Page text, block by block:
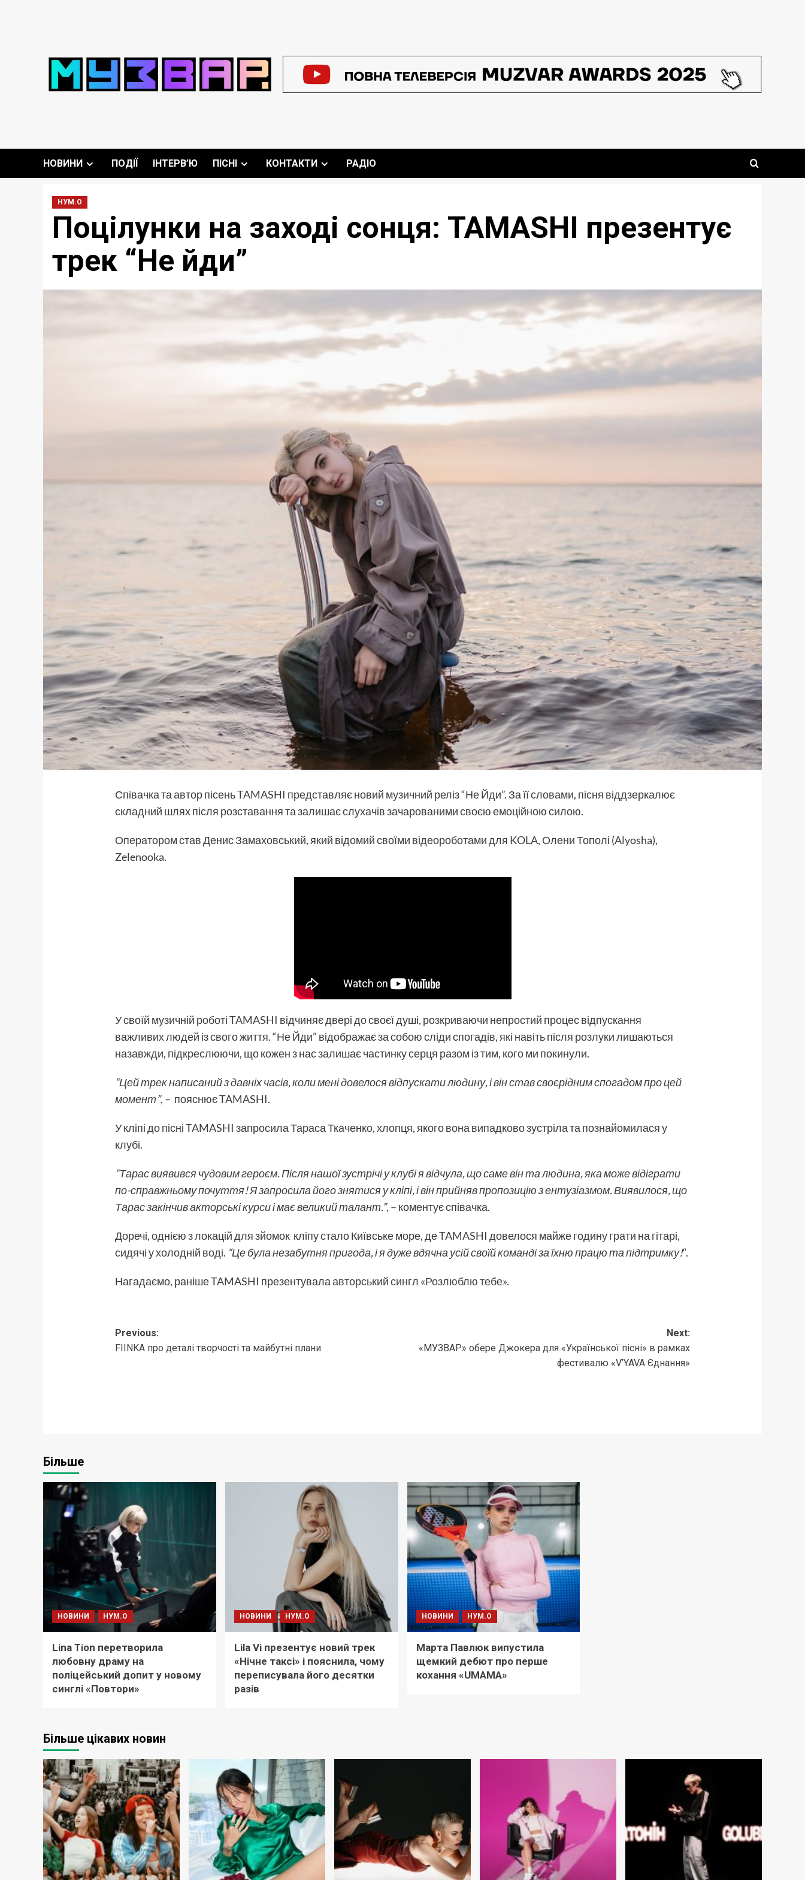
НОВИНИ ПОДІЇ ІНТЕРВ’Ю ПІСНІ КОНТАКТИ РАДІО
НУМ.О
Поцілунки на заході сонця: TAMASHI презентує
трек “Не йди”
Співачка та автор пісень TAMASHI представляє новий музичний реліз “Не Йди”. За її словами, пісня віддзеркалює
складний шлях після розставання та залишає слухачів зачарованими своєю емоційною силою.
Оператором став Денис Замаховський, який відомий своїми відеороботами для KOLA, Олени Тополі (Alyosha),
Zelenooka.
У своїй музичній роботі TAMASHI відчиняє двері до своєї душі, розкриваючи непростий процес відпускання
важливих людей із свого життя. “Не Йди” відображає за собою сліди спогадів, які навіть після розлуки лишаються
назавжди, підкреслюючи, що кожен з нас залишає частинку серця разом із тим, кого ми покинули.
“Цей трек написаний з давніх часів, коли мені довелося відпускати людину, і він став своєрідним спогадом про цей
момент”, – пояснює TAMASHI.
У кліпі до пісні TAMASHI запросила Тараса Ткаченко, хлопця, якого вона випадково зустріла та познайомилася у
клубі.
“Тарас виявився чудовим героєм. Після нашої зустрічі у клубі я відчула, що саме він та людина, яка може відіграти
по-справжньому почуття! Я запросила його знятися у кліпі, і він прийняв пропозицію з ентузіазмом. Виявилося, що
Тарас закінчив акторські курси і має великий талант.”, – коментує співачка.
Доречі, однією з локацій для зйомок кліпу стало Київське море, де TAMASHI довелося майже годину грати на гітарі,
сидячі у холодній воді. “Це була незабутня пригода, і я дуже вдячна усій своїй команді за їхню працю та підтримку!“.
Нагадаємо, раніше TAMASHI презентувалаавторський сингл «Розлюблю тебе».
Post
navigation
Previous:
FIINKA про деталі творчості та майбутні плани
Next:
«МУЗВАР» обере Джокера для «Української пісні» в рамках
фестивалю «V’YAVA Єднання»
Більше
НОВИНИ НУМ.О
Lina Tion перетворила
любовну драму на
поліцейський допит у новому
синглі «Повтори»
НОВИНИ НУМ.О
Lila Vi презентує новий трек
«Нічне таксі» і пояснила, чому
переписувала його десятки
разів
НОВИНИ НУМ.О
Марта Павлюк випустила
щемкий дебют про перше
кохання «UМАМА»
Більше цікавих новин